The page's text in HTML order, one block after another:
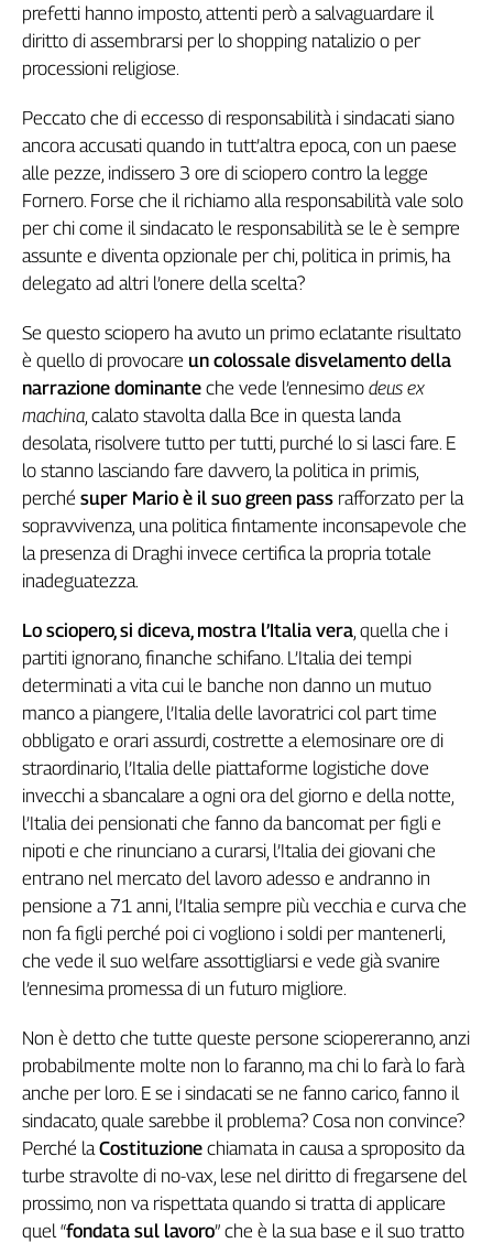
Basilicata
Calabria
Campania
Romagna
Friuli
Venezia
Giulia
Lazio
Liguria
Lombardia
Piemonte
Puglia
Sardegna
Sicilia
Toscana
Trentino
Umbria
Valle
D'Aosta
Archivio
Storico
1955-
Cerca
Contatti
La
redazione
Newsletter
Social
prefetti hanno imposto, attenti però a salvaguardare il
diritto di assembrarsi per lo shopping natalizio o per
processioni religiose.
Peccato che di eccesso di responsabilità i sindacati siano
ancora accusati quando in tutt’altra epoca, con un paese
alle pezze, indissero 3 ore di sciopero contro la legge
Fornero. Forse che il richiamo alla responsabilità vale solo
per chi come il sindacato le responsabilità se le è sempre
assunte e diventa opzionale per chi, politica in primis, ha
delegato ad altri l’onere della scelta?
Se questo sciopero ha avuto un primo eclatante risultato
è quello di provocare un colossale disvelamento della
narrazione dominante che vede l’ennesimo deus ex
machina, calato stavolta dalla Bce in questa landa
desolata, risolvere tutto per tutti, purché lo si lasci fare. E
lo stanno lasciando fare davvero, la politica in primis,
perché super Mario è il suo green pass rafforzato per la
sopravvivenza, una politica fintamente inconsapevole che
la presenza di Draghi invece certifica la propria totale
inadeguatezza.
Lo sciopero, si diceva, mostra l’Italia vera, quella che i
partiti ignorano, finanche schifano. L’Italia dei tempi
determinati a vita cui le banche non danno un mutuo
manco a piangere, l’Italia delle lavoratrici col part time
obbligato e orari assurdi, costrette a elemosinare ore di
straordinario, l’Italia delle piattaforme logistiche dove
invecchi a sbancalare a ogni ora del giorno e della notte,
l’Italia dei pensionati che fanno da bancomat per figli e
nipoti e che rinunciano a curarsi, l’Italia dei giovani che
entrano nel mercato del lavoro adesso e andranno in
pensione a 71 anni, l’Italia sempre più vecchia e curva che
non fa figli perché poi ci vogliono i soldi per mantenerli,
che vede il suo welfare assottigliarsi e vede già svanire
l’ennesima promessa di un futuro migliore.
Non è detto che tutte queste persone sciopereranno, anzi
probabilmente molte non lo faranno, ma chi lo farà lo farà
anche per loro. E se i sindacati se ne fanno carico, fanno il
sindacato, quale sarebbe il problema? Cosa non convince?
Perché laCostituzione chiamata in causa a sproposito da
turbe stravolte di no-vax, lese nel diritto di fregarsene del
prossimo, non va rispettata quando si tratta di applicare
quel “fondata sul lavoro” che è la sua base e il suo tratto